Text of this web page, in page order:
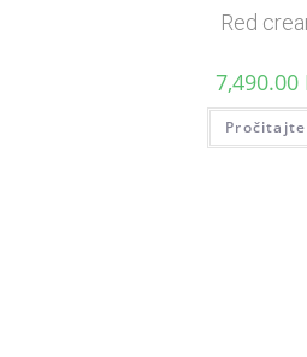
Red
7,490.00